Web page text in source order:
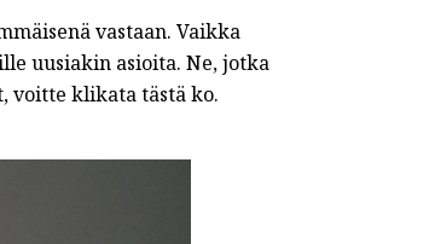
vastaan. Vaikka
uusiakin asioita. Ne, jotka
voitte klikata tästä ko.